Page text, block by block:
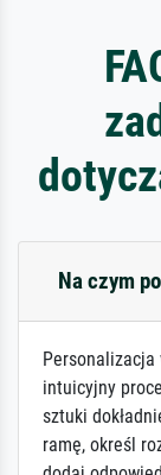
Na czym
intuicyjny
sztuki
ramę, określ